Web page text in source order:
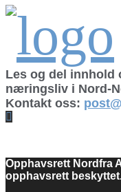
Les og del innhold
næringsliv i Nord-
Kontakt oss:
Opphavsrett Nordfra
opphavsrett